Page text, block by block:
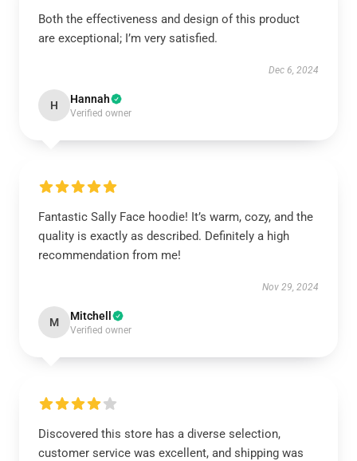
Both the effectiveness and design of this product
are exceptional; I’m very satisfied.
Dec 6, 2024
H Hannah
Verified owner
Fantastic Sally Face hoodie! It’s warm, cozy, and the
quality is exactly as described. Definitely a high
recommendation from me!
Nov 29, 2024
M Mitchell
Verified owner
Discovered this store has a diverse selection,
customer service was excellent, and shipping was